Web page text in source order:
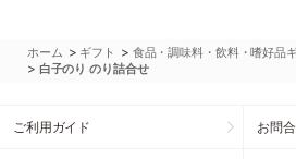
ホーム > ギフト > 食品・調味料・飲料・嗜好品
> 白子のり のり詰合せ
ご利用ガイド お問